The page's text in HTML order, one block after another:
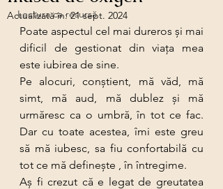
Lectura ca resursă
Actualizată în:21 sept. 2024
Poate aspectul cel mai dureros și mai
dificil de gestionat din viața mea
este iubirea de sine.
Pe alocuri, conștient, mă văd, mă
simt, mă aud, mă dublez și mă
urmăresc ca o umbră, în tot ce fac.
Dar cu toate acestea, îmi este greu
să mă iubesc, sa fiu confortabilă cu
tot ce mă definește , în întregime.
Aş fi crezut că e legat de greutatea